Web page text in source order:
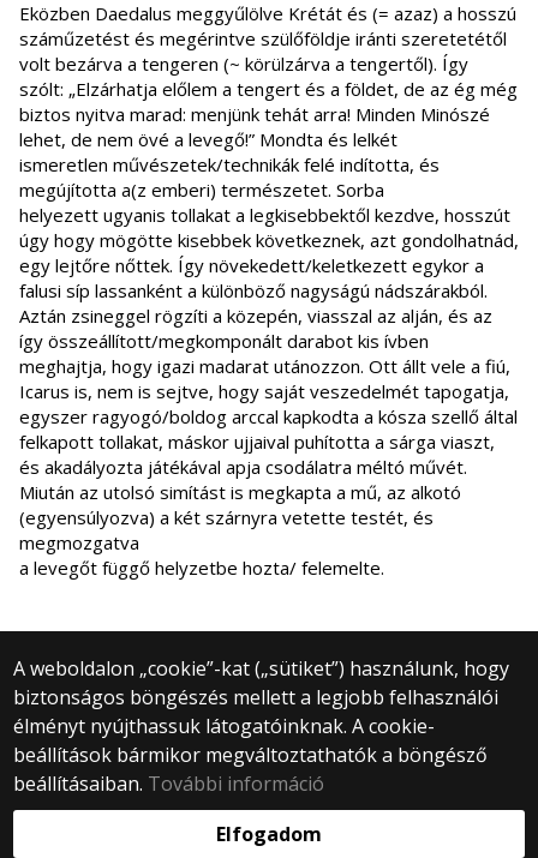
Eközben Daedalus meggyűlölve Krétát és (= azaz) a hosszú
száműzetést és megérintve szülőföldje iránti szeretetétől
volt bezárva a tengeren (~ körülzárva a tengertől). Így
szólt: „Elzárhatja előlem a tengert és a földet, de az ég még
biztos nyitva marad: menjünk tehát arra! Minden Minószé
lehet, de nem övé a levegő!” Mondta és lelkét
ismeretlen művészetek/technikák felé indította, és
megújította a(z emberi) természetet. Sorba
helyezett ugyanis tollakat a legkisebbektől kezdve, hosszút
úgy hogy mögötte kisebbek következnek, azt gondolhatnád,
egy lejtőre nőttek. Így növekedett/keletkezett egykor a
falusi síp lassanként a különböző nagyságú nádszárakból.
Aztán zsineggel rögzíti a közepén, viasszal az alján, és az
így összeállított/megkomponált darabot kis ívben
meghajtja, hogy igazi madarat utánozzon. Ott állt vele a fiú,
Icarus is, nem is sejtve, hogy saját veszedelmét tapogatja,
egyszer ragyogó/boldog arccal kapkodta a kósza szellő által
felkapott tollakat, máskor ujjaival puhította a sárga viaszt,
és akadályozta játékával apja csodálatra méltó művét.
Miután az utolsó simítást is megkapta a mű, az alkotó
(egyensúlyozva) a két szárnyra vetette testét, és
megmozgatva
a levegőt függő helyzetbe hozta/ felemelte.
A weboldalon „cookie”-kat („sütiket”) használunk, hogy
biztonságos böngészés mellett a legjobb felhasználói
élményt nyújthassuk látogatóinknak. A cookie-
beállítások bármikor megváltoztathatók a böngésző
beállításaiban. További információ
Elfogadom
© 2025 Eötvös Loránd Tudományegyetem
Minden jog fenntartva.
1053 Budapest, Egyetem tér 1–3.
Központi telefonszám: +36 1 411 6500
Webfejlesztés: